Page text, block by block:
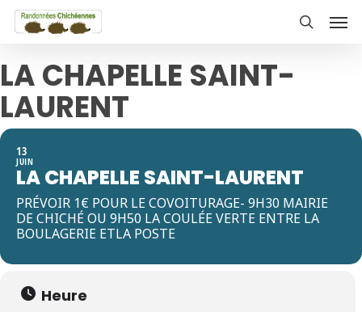
Skip
content
LA CHAPELLE SAINT-
LAURENT
13
JUIN
LA CHAPELLE SAINT-LAURENT
PRÉVOIR 1€ POUR LE COVOITURAGE- 9H30 MAIRIE
DE CHICHÉ OU 9H50 LA COULÉE VERTE ENTRE LA
BOULAGERIE ETLA POSTE
Heure